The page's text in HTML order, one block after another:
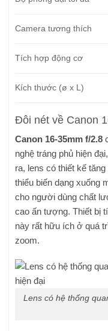
Camera tương thích
Tích hợp động cơ
Kích thước (ø x L)
Đôi nét về Canon
Canon 16-35mm f/2.8
nghệ tráng phủ hiện
ra, lens có thiết kế
thiểu biến dạng xuống
cho người dùng chất
cao ấn tượng. Thiết bị
này rất hữu ích ở quá
zoom.
Lens có hệ thống